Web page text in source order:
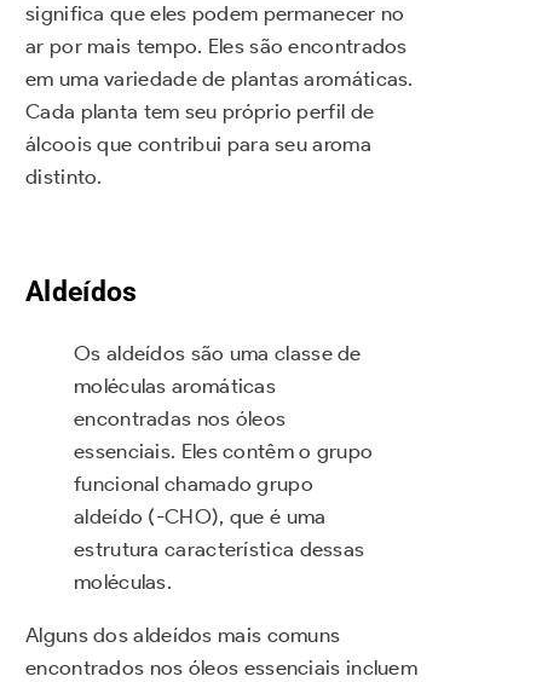
significa que eles podem permanecer no
ar por mais tempo. Eles são encontrados
em uma variedade de plantas aromáticas.
Cada planta tem seu próprio perfil de
álcoois que contribui para seu aroma
distinto.
Aldeídos
Os aldeídos são uma classe de
moléculas aromáticas
encontradas nos óleos
essenciais. Eles contêm o grupo
funcional chamado grupo
aldeído (-CHO), que é uma
estrutura característica dessas
moléculas.
Alguns dos aldeídos mais comuns
encontrados nos óleos essenciais incluem